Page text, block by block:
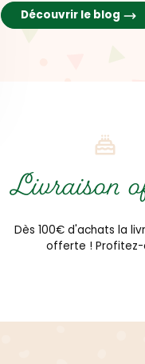
Découvrir le blog
Livraison
Dès 100€ d'achats la
offerte ! Profitez-